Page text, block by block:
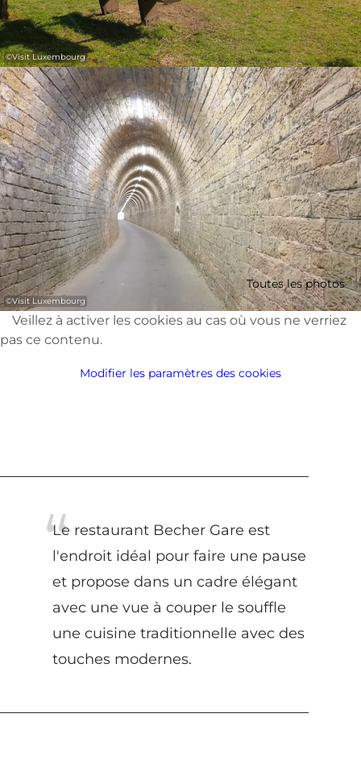
©Visit Luxembourg
©Visit Luxembourg
Toutes les photos
Veillez à activer les cookies au cas où vous ne verriez
pas ce contenu.
Modifier les paramètres des cookies
Le restaurant Becher Gare est
l'endroit idéal pour faire une pause
et propose dans un cadre élégant
avec une vue à couper le souffle
une cuisine traditionnelle avec des
touches modernes.